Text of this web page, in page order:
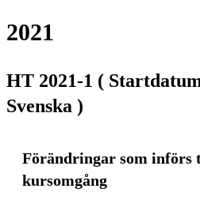
2021
HT 2021-1 (
Svenska )
Förändringar som införs
kursomgång